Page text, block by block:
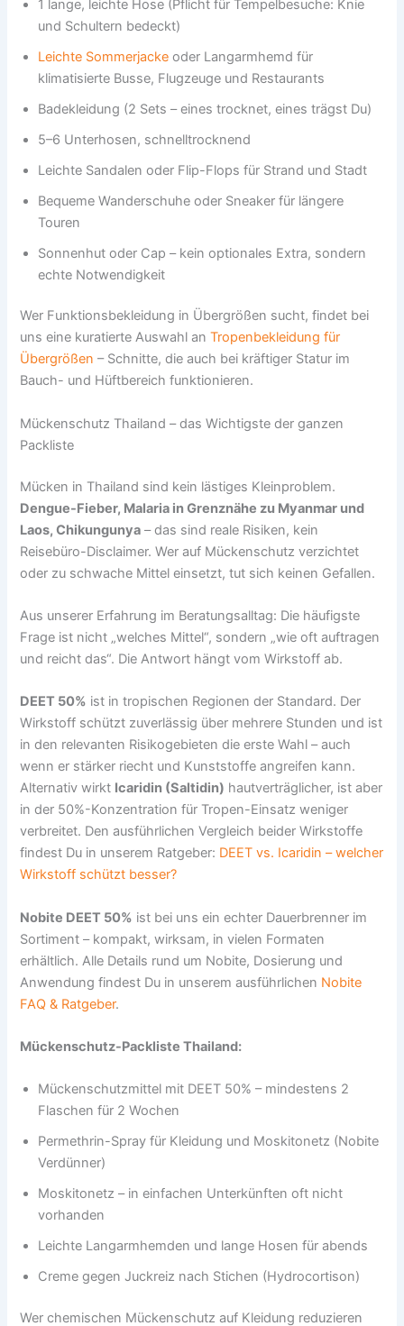
1 lange, leichte Hose (Pflicht für Tempelbesuche: Knie
und Schultern bedeckt)
Leichte Sommerjacke oder Langarmhemd für
klimatisierte Busse, Flugzeuge und Restaurants
Badekleidung (2 Sets – eines trocknet, eines trägst Du)
5–6 Unterhosen, schnelltrocknend
Leichte Sandalen oder Flip-Flops für Strand und Stadt
Bequeme Wanderschuhe oder Sneaker für längere
Touren
Sonnenhut oder Cap – kein optionales Extra, sondern
echte Notwendigkeit
Wer Funktionsbekleidung in Übergrößen sucht, findet bei
uns eine kuratierte Auswahl anTropenbekleidung für
Übergrößen – Schnitte, die auch bei kräftiger Statur im
Bauch- und Hüftbereich funktionieren.
Mückenschutz Thailand – das Wichtigste der ganzen
Packliste
Mücken in Thailand sind kein lästiges Kleinproblem.
Dengue-Fieber, Malaria in Grenznähe zu Myanmar und
Laos, Chikungunya – das sind reale Risiken, kein
Reisebüro-Disclaimer. Wer auf Mückenschutz verzichtet
oder zu schwache Mittel einsetzt, tut sich keinen Gefallen.
Aus unserer Erfahrung im Beratungsalltag: Die häufigste
Frage ist nicht „welches Mittel“, sondern „wie oft auftragen
und reicht das“. Die Antwort hängt vom Wirkstoff ab.
DEET 50% ist in tropischen Regionen der Standard. Der
Wirkstoff schützt zuverlässig über mehrere Stunden und ist
in den relevanten Risikogebieten die erste Wahl – auch
wenn er stärker riecht und Kunststoffe angreifen kann.
Alternativ wirkt Icaridin (Saltidin) hautverträglicher, ist aber
in der 50%-Konzentration für Tropen-Einsatz weniger
verbreitet. Den ausführlichen Vergleich beider Wirkstoffe
findest Du in unserem Ratgeber: DEET vs. Icaridin – welcher
Wirkstoff schützt besser?
Nobite DEET 50% ist bei uns ein echter Dauerbrenner im
Sortiment – kompakt, wirksam, in vielen Formaten
erhältlich. Alle Details rund um Nobite, Dosierung und
Anwendung findest Du in unserem ausführlichen Nobite
FAQ & Ratgeber.
Mückenschutz-Packliste Thailand:
Mückenschutzmittel mit DEET 50% – mindestens 2
Flaschen für 2 Wochen
Permethrin-Spray für Kleidung und Moskitonetz (Nobite
Verdünner)
Moskitonetz – in einfachen Unterkünften oft nicht
vorhanden
Leichte Langarmhemden und lange Hosen für abends
Creme gegen Juckreiz nach Stichen (Hydrocortison)
Wer chemischen Mückenschutz auf Kleidung reduzieren